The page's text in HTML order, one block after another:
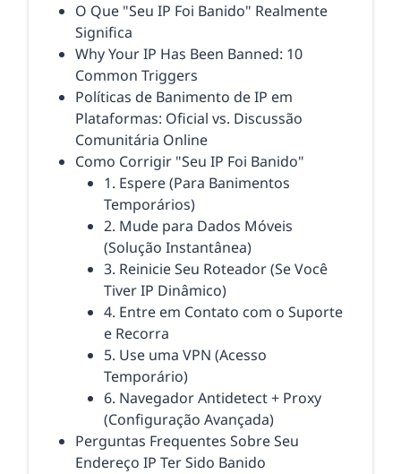
O Que "Seu IP Foi Banido" Realmente
Significa
Why Your IP Has Been Banned: 10
Common Triggers
Políticas de Banimento de IP em
Plataformas: Oficial vs. Discussão
Comunitária Online
Como Corrigir "Seu IP Foi Banido"
1. Espere (Para Banimentos
Temporários)
2. Mude para Dados Móveis
(Solução Instantânea)
3. Reinicie Seu Roteador (Se Você
Tiver IP Dinâmico)
4. Entre em Contato com o Suporte
e Recorra
5. Use uma VPN (Acesso
Temporário)
6. Navegador Antidetect + Proxy
(Configuração Avançada)
Perguntas Frequentes Sobre Seu
Endereço IP Ter Sido Banido